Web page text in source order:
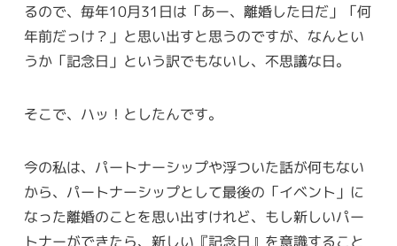
るので、毎年10月31日は「あー、離婚した日だ」「何
年前だっけ？」と思い出すと思うのですが、なんとい
うか「記念日」という訳でもないし、不思議な日。
そこで、ハッ！としたんです。
今の私は、パートナーシップや浮ついた話が何もない
から、パートナーシップとして最後の「イベント」に
なった離婚のことを思い出すけれど、もし新しいパー
トナーができたら、新しい『記念日』を意識すること